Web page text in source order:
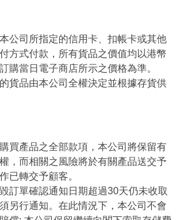
公司所指定的信用卡、扣帳卡或其他
方式付款，所有貨品之價值均以港幣
購當日電子商店所示之價格為準。
貨品由本公司全權決定並根據存貨供
買產品之全部款項，本公司將保留有
，而相關之風險將於有關產品送交予
已轉交予顧客。
訂單確認通知日期超過30天仍未收取
另行通知。在此情況下，本公司不會